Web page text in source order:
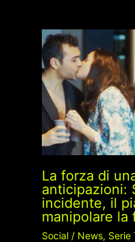
La forza di
anticipazioni:
incidente, il
manipolare la
Social/ News, Serie